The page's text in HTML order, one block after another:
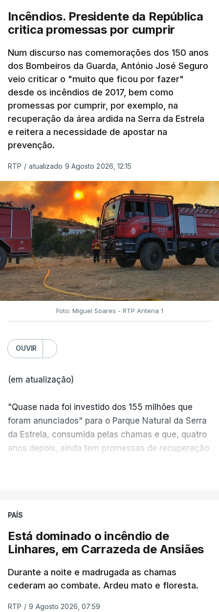
Incêndios. Presidente da República
critica promessas por cumprir
Num discurso nas comemorações dos 150 anos
dos Bombeiros da Guarda, António José Seguro
veio criticar o "muito que ficou por fazer"
desde os incêndios de 2017, bem como
promessas por cumprir, por exemplo, na
recuperação da área ardida na Serra da Estrela
e reitera a necessidade de apostar na
prevenção.
RTP / atualizado 9 Agosto 2026, 12:15
Foto: Miguel Soares - RTP Antena 1
OUVIR
(em atualização)
"Quase nada foi investido dos 155 milhões que
foram anunciados" para o Parque Natural da Serra
da Estrela, consumida pelas chamas e que, quatro
anos depois, ainda tem promessas de recuperação
ESTE CONTEÚDO ESTÁ NESTE
PAÍS
Está dominado o incêndio de
Linhares, em Carrazeda de Ansiães
Durante a noite e madrugada as chamas
cederam ao combate. Ardeu mato e floresta.
RTP / 9 Agosto 2026, 07:59